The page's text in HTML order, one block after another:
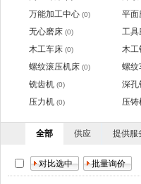
万能加工中心 (0) 平面
无心磨床 (0) 工具
木工车床 (0) 木工
螺纹滚压机床 (0) 螺纹
铣齿机 (0) 深孔
压力机 (0) 压铸
全部 供应 提供服